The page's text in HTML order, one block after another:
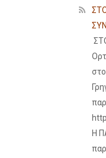
Η